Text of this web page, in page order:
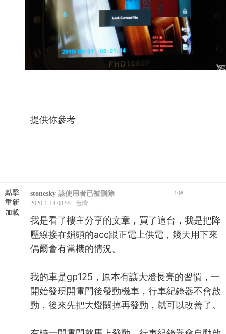
提供你參考
點擊
重新
加載
stonesky 該使用者已被刪除 10#
2020-1-14 08:55 - 台灣
我是看了樓主分享的文章，買了這台，我是把降
壓線接在鎖頭的acc跟正電上供電，幾天用下來
偶爾會有當機的情況。
我的車是gp125，原本有讓大燈長亮的習慣，一
開始發現開電門後發動機車，行車紀錄器不會啟
動，後來先把大燈關掉再發動，就可以改善了。